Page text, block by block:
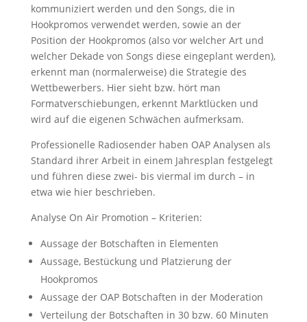
kommuniziert werden und den Songs, die in
Hookpromos verwendet werden, sowie an der
Position der Hookpromos (also vor welcher Art und
welcher Dekade von Songs diese eingeplant werden),
erkennt man (normalerweise) die Strategie des
Wettbewerbers. Hier sieht bzw. hört man
Formatverschiebungen, erkennt Marktlücken und
wird auf die eigenen Schwächen aufmerksam.
Professionelle Radiosender haben OAP Analysen als
Standard ihrer Arbeit in einem Jahresplan festgelegt
und führen diese zwei- bis viermal im durch – in
etwa wie hier beschrieben.
Analyse On Air Promotion – Kriterien:
Aussage der Botschaften in Elementen
Aussage, Bestückung und Platzierung der
Hookpromos
Aussage der OAP Botschaften in der Moderation
Verteilung der Botschaften in 30 bzw. 60 Minuten